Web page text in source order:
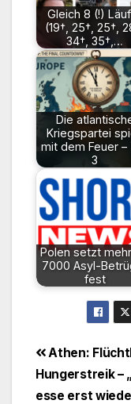
Gleich 8 (!)
(19†, 25†, 25†,
34†, 35†,…
Die
Kriegspartei
mit dem Feuer –
3
Polen setzt
7000 Asyl-
fest
Athen:
Hungerstreik –
esse erst